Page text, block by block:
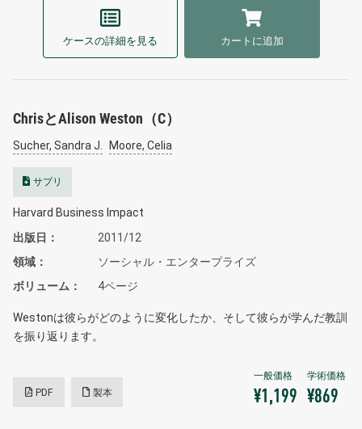
ケースの詳細を見る カートに追加
ChrisとAlison Weston（C）
Sucher, Sandra J. Moore, Celia
サプリ
Harvard Business Impact
出版日
2011/12
領域
ソーシャル・エンタープライズ
ボリューム
4ページ
Westonは彼らがどのように変化したか、そして彼らが学んだ教訓
を振り返ります。
PDF 製本 ¥1,199 ¥869